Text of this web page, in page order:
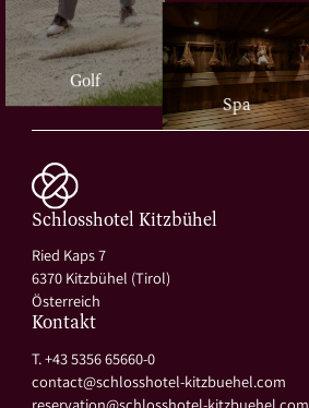
Golf
Spa
Schlosshotel Kitzbühel
Ried Kaps 7
6370 Kitzbühel (Tirol)
Österreich
Kontakt
T. +43 5356 65660-0
contact@schlosshotel-kitzbuehel.com
reservation@schlosshotel-kitzbuehel.com